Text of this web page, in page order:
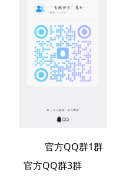
官方QQ群1
官方QQ群3群